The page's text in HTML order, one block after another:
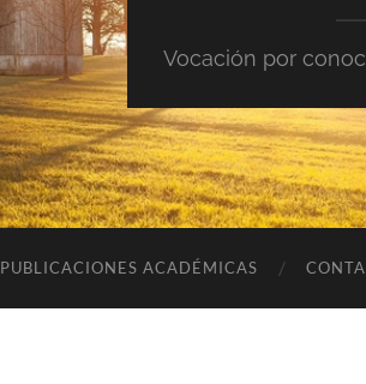
Vocación por
PUBLICACIONES ACADÉMICAS